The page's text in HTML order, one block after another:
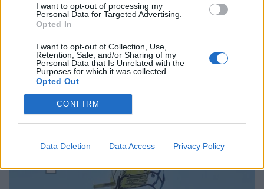
I want to opt-out of processing my
Personal Data for Targeted Advertising.
Opted In
I want to opt-out of Collection, Use,
Retention, Sale, and/or Sharing of my
Personal Data that Is Unrelated with the
Purposes for which it was collected.
Opted Out
CONFIRM
Data Deletion Data Access Privacy Policy
Finnairin lennoista osan lentää
jatkossa toinen lentoyhtiö –
matkustajille tärkeä rajoitus
4